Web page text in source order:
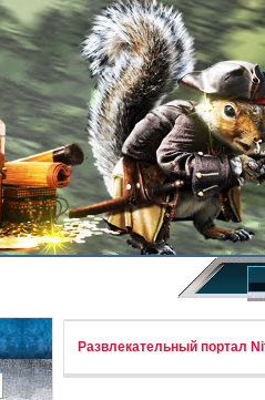
Развлекательный портал